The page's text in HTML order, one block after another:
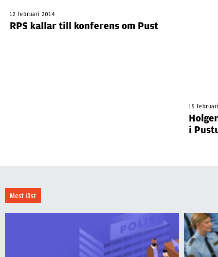
12 februari 2014
RPS kallar till konferens om Pust
15
i
Mest läst